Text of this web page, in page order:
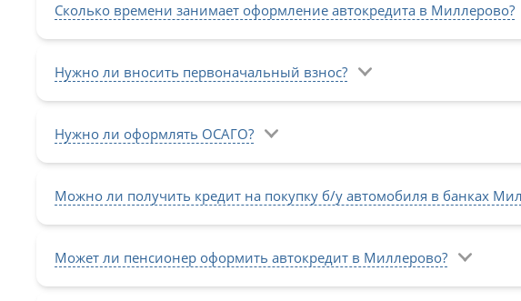
Сколько времени занимает оформление автокредита в Миллерово?
Нужно ли вносить первоначальный взнос?
Нужно ли оформлять ОСАГО?
Можно ли получить кредит на покупку б/у автомобиля в банках
Может ли пенсионер оформить автокредит в Миллерово?